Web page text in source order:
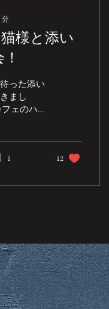
分
様と添い
った添い
まし
ェのハイ
猫様の温
しましょ
事は通常
用意しま
はTea Set
内容をご
。 ＊飲み
1 12